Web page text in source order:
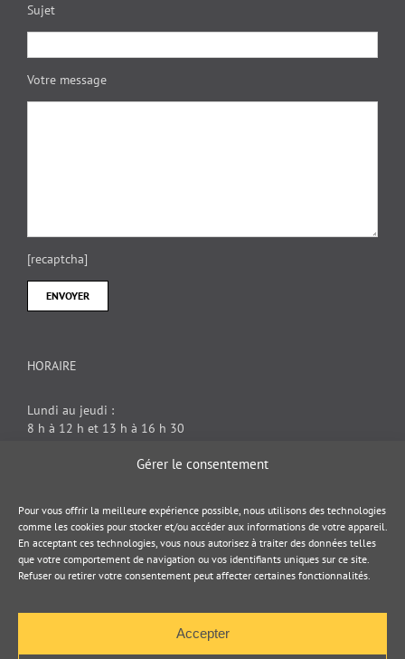
Gérer le consentement
Pour vous offrir la meilleure expérience possible, nous utilisons des technologies
comme les cookies pour stocker et/ou accéder aux informations de votre appareil.
En acceptant ces technologies, vous nous autorisez à traiter des données telles
que votre comportement de navigation ou vos identifiants uniques sur ce site.
Refuser ou retirer votre consentement peut affecter certaines fonctionnalités.
Accepter
Sujet
Votre message
[recaptcha]
HORAIRE
Lundi au jeudi :
8 h à 12 h et 13 h à 16 h 30
DOCUMENT JURIDIQUE
Politique de cookies